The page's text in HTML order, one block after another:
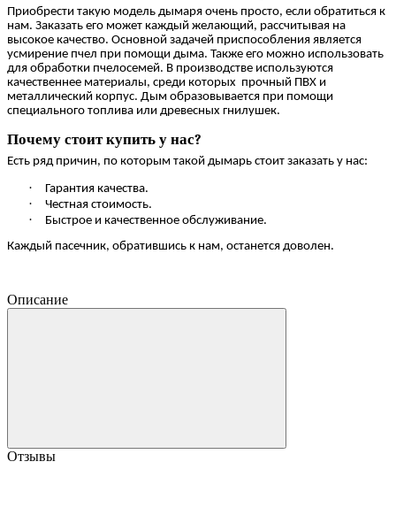
Приобрести такую модель дымаря очень просто, если обратиться к
нам. Заказать его может каждый желающий, рассчитывая на
высокое качество. Основной задачей приспособления является
усмирение пчел при помощи дыма. Также его можно использовать
для обработки пчелосемей. В производстве используются
качественнее материалы, среди которых прочный ПВХ и
металлический корпус. Дым образовывается при помощи
специального топлива или древесных гнилушек.
Почему стоит купить у нас?
Есть ряд причин, по которым такой дымарь стоит заказать у нас:
· Гарантия качества.
· Честная стоимость.
·
Быстрое и качественное обслуживание.
Каждый пасечник, обратившись к нам, останется доволен.
Описание
Отзывы